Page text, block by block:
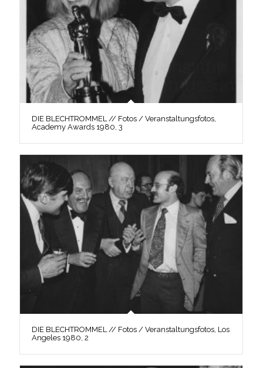
DIE BLECHTROMMEL // Fotos / Veranstaltungsfotos,
Academy Awards 1980, 3
DIE BLECHTROMMEL // Fotos / Veranstaltungsfotos, Los
Angeles 1980, 2